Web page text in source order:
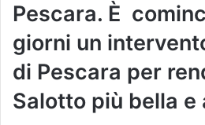
Pescara. È
giorni un
di Pescara per
Salotto più bella e